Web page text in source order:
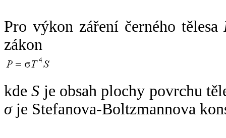
Pro výkon záření černého tělesa
zákon
kdeS je obsah plochy povrchu
σje Stefanova-Boltzmannova